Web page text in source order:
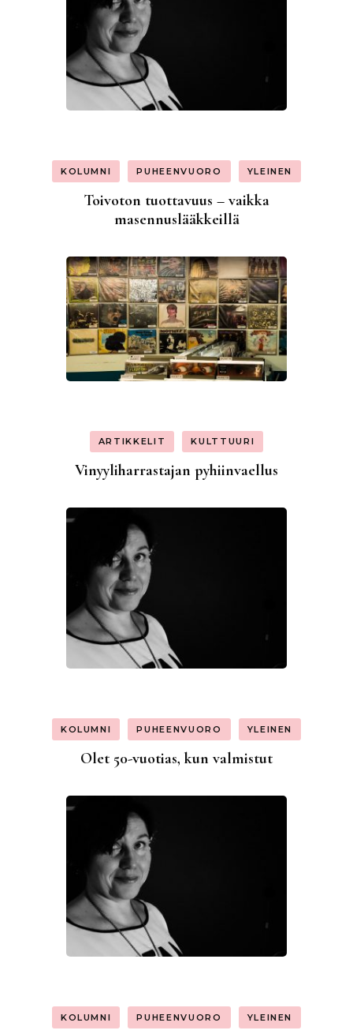
KOLUMNI PUHEENVUORO YLEINEN
Toivoton tuottavuus – vaikka
masennuslääkkeillä
ARTIKKELIT KULTTUURI
Vinyyliharrastajan pyhiinvaellus
KOLUMNI PUHEENVUORO YLEINEN
Olet 50-vuotias, kun valmistut
KOLUMNI PUHEENVUORO YLEINEN